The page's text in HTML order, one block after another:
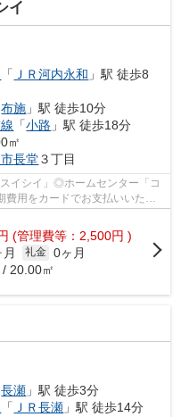
イ
「 ＪＲ河内永和 」駅 徒歩8
布施 」駅 徒歩10分
「小路 」駅 徒歩18分
㎡
長堂３丁目
イシイ」◎ホームセンター「コ
用をカードでお支払いいただ
(管理費等：2,500円 )
礼金 0ヶ月
20.00㎡
長瀬 」駅 徒歩3分
「 ＪＲ長瀬 」駅 徒歩14分